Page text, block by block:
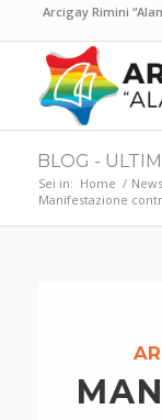
Arcigay Rimini
BLOG -
Sei in: Home / News
Manifestazione